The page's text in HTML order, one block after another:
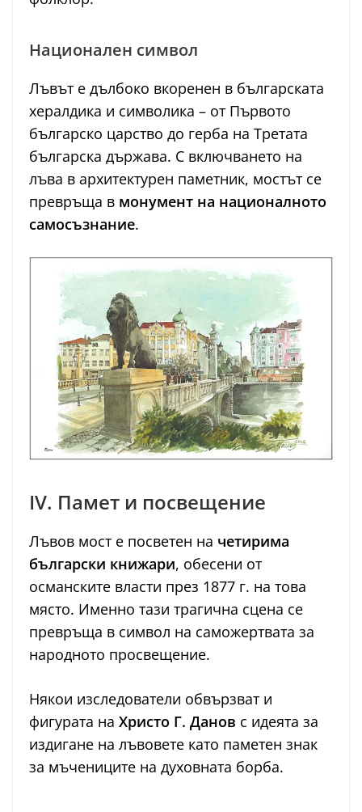
Национален символ
Лъвът е дълбоко вкоренен в българската
хералдика и символика – от Първото
българско царство до герба на Третата
българска държава. С включването на
лъва в архитектурен паметник, мостът се
превръща в монумент на националното
самосъзнание.
IV. Памет и посвещение
Лъвов мост е посветен на четирима
български книжари, обесени от
османските власти през 1877 г. на това
място. Именно тази трагична сцена се
превръща в символ на саможертвата за
народното просвещение.
Някои изследователи обвързват и
фигурата на Христо Г. Данов с идеята за
издигане на лъвовете като паметен знак
за мъчениците на духовната борба.